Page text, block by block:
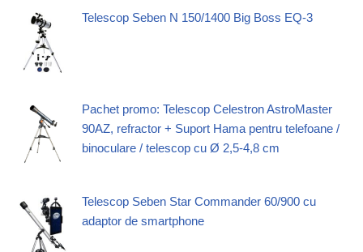
Telescop Seben N 150/1400 Big Boss EQ-3
Pachet promo: Telescop Celestron AstroMaster
90AZ, refractor + Suport Hama pentru telefoane /
binoculare / telescop cu Ø 2,5-4,8 cm
Telescop Seben Star Commander 60/900 cu
adaptor de smartphone